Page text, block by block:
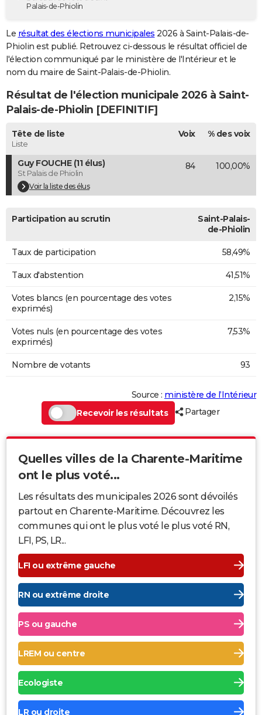
Destinations
City break
Voyage nature
Voyage de noces
Forum
GUIDES D'ACHAT
BONS PLANS
Carte de Noël
Carte Bonne année
Carte Saint-Valentin
Carte Pâques
Carte d'anniversaire
DICTIONNAIRE
Dictionnaire
Biographies
Citations
Expressions
Proverbes
PROGRAMME TV
COPAINS D'AVANT
S'inscrire
Se connecter
Lycées
Collèges
Primaires
Universités
Entreprises
Service militaire
Avis de recherche
AVIS DE DÉCÈS
Bricolage
Television
Palais-de-Phiolin
Le résultat des élections municipales 2026 à Saint-Palais-de-
Phiolin est publié. Retrouvez ci-dessous le résultat officiel de
l'élection communiqué par le ministère de l'Intérieur et le
nom du maire de Saint-Palais-de-Phiolin.
Résultat de l'élection municipale 2026 à Saint-
Palais-de-Phiolin [DEFINITIF]
Tête de liste
Liste
Voix % des voix
Guy FOUCHE (11 élus)
St Palais de Phiolin
Voir la liste des élus
84 100,00%
Participation au scrutin
Saint-Palais-
de-Phiolin
Taux de participation 58,49%
Taux d'abstention 41,51%
Votes blancs (en pourcentage des votes
exprimés)
2,15%
Votes nuls (en pourcentage des votes
exprimés)
7,53%
Nombre de votants 93
Source : ministère de l’Intérieur
Recevoir les résultats
Partager
Quelles villes de la Charente-Maritime
ont le plus voté...
Les résultats des municipales 2026 sont dévoilés
partout en Charente-Maritime. Découvrez les
communes qui ont le plus voté le plus voté RN,
LFI, PS, LR...
LFI ou extrême gauche
RN ou extrême droite
PS ou gauche
LREM ou centre
Ecologiste
LR ou droite